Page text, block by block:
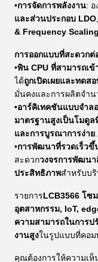
•การจัดการพลังงาน: อ
และส่วนประกอบ LDO
& Frequency
การออกแบบที่สะดวก
•พิน CPU ที่สามารถเข้
ได้ถูกเปิดเผยและทดส
มั่นคงและการผลิตจํา
•อาร์คิเทคชันแบบจํา
มาตรฐานสูงเป็นโมดู
และการบูรณาการง่าย
•การพัฒนาที่รวดเร็วขึ้
สะดวกวงจรการพัฒน
ประสิทธิภาพสําหรับบ
รายการLCB3566 โซม
อุตสาหกรรม, IoT,
ความสามารถในการ
งานสูงในรูปแบบที่คอ
คุณต้องการให้ความเห็